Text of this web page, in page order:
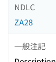
NDLC
ZA28
一般注記